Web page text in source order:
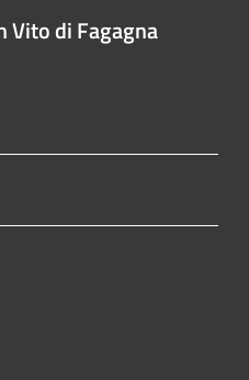
Vito di Fagagna